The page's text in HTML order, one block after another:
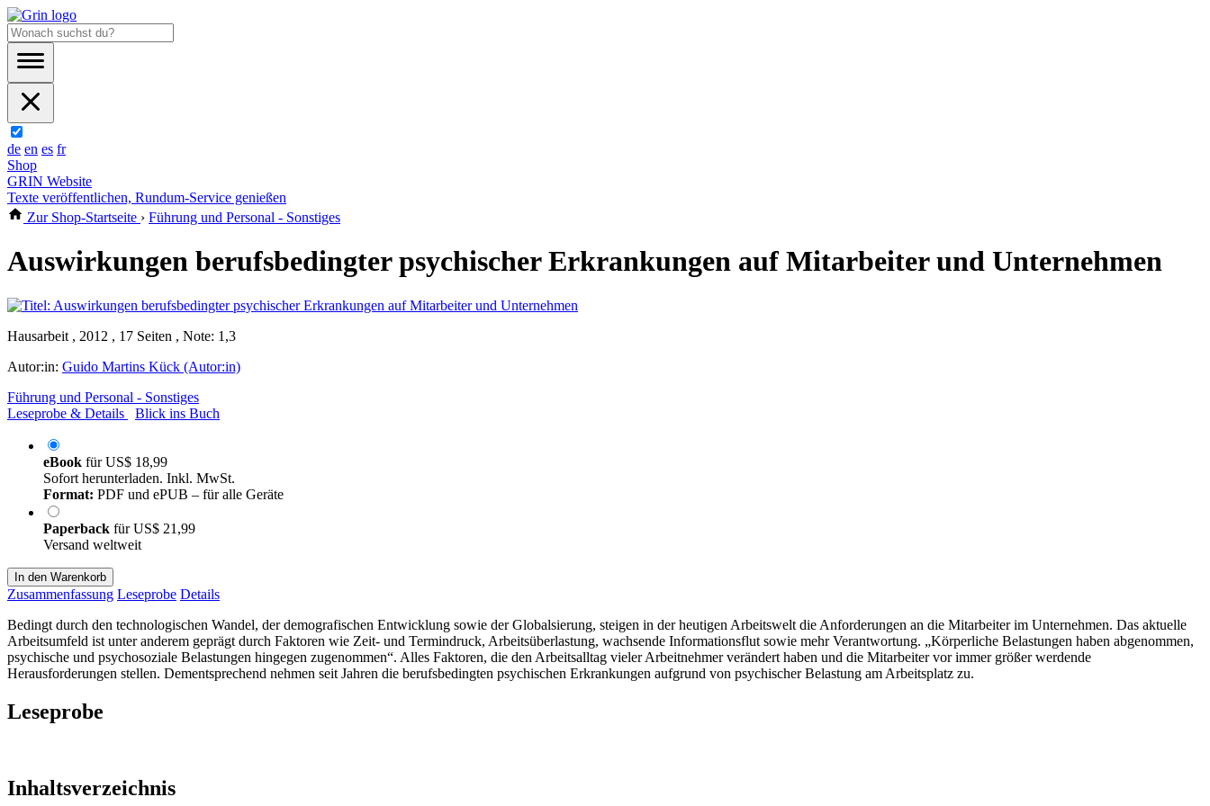
de en es fr
Shop
GRIN Website
Texte veröffentlichen, Rundum-Service genießen
Zur Shop-Startseite › Führung und Personal - Sonstiges
Auswirkungen berufsbedingter psychischer Erkrankungen auf Mitarbeiter und Unternehmen
Hausarbeit , 2012 , 17 Seiten , Note: 1,3
Autor:in: Guido Martins Kück (Autor:in)
Führung und Personal - Sonstiges
Leseprobe & Details
Blick ins Buch
eBook fürUS$ 18,99
Sofort herunterladen. Inkl. MwSt.
Format: PDF und ePUB – für alle Geräte
Paperback fürUS$ 21,99
Versand weltweit
In den Warenkorb
Zusammenfassung Leseprobe Details
Bedingt durch den technologischen Wandel, der demografischen Entwicklung sowie der Globalsierung, steigen in der heutigen Arbeitswelt die Anforderungen an die Mitarbeiter im Unternehmen. Das aktuelle
Arbeitsumfeld ist unter anderem geprägt durch Faktoren wie Zeit- und Termindruck, Arbeitsüberlastung, wachsende Informationsflut sowie mehr Verantwortung. „Körperliche Belastungen haben abgenommen,
psychische und psychosoziale Belastungen hingegen zugenommen“. Alles Faktoren, die den Arbeitsalltag vieler Arbeitnehmer verändert haben und die Mitarbeiter vor immer größer werdende
Herausforderungen stellen. Dementsprechend nehmen seit Jahren die berufsbedingten psychischen Erkrankungen aufgrund von psychischer Belastung am Arbeitsplatz zu.
Leseprobe
Inhaltsverzeichnis